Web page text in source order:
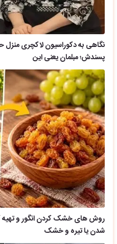
نگاهی به دکوراسیون لاکچری
پسندش؛ مبلمان یعنی این
روش های خشک کردن انگور و تهیه
شدن یا تیره و خشک